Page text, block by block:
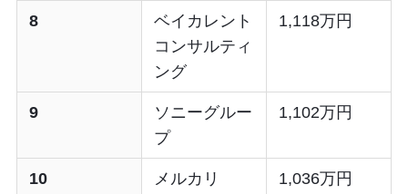
8
ベイカレント
コンサルティ
ング
1,118万円
9
ソニーグルー
プ
1,102万円
10 メルカリ 1,036万円